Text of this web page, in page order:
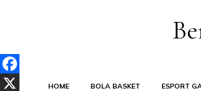
HOME BOLA BASKET ESPORT